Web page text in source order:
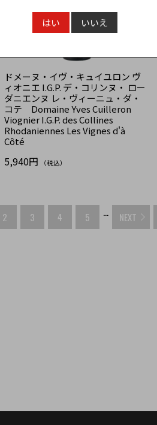
ドメーヌ・イヴ・キュイユロン ヴ
ィオニエ I.G.P. デ・コリンヌ・ ロー
ダニエンヌ レ・ヴィーニュ・ダ・
コテ Domaine Yves Cuilleron
Viognier I.G.P. des Collines
Rhodaniennes Les Vignes d'à
Côté
5,940円 （税込）
2 3 4 5 ... NEXT
はい いいえ